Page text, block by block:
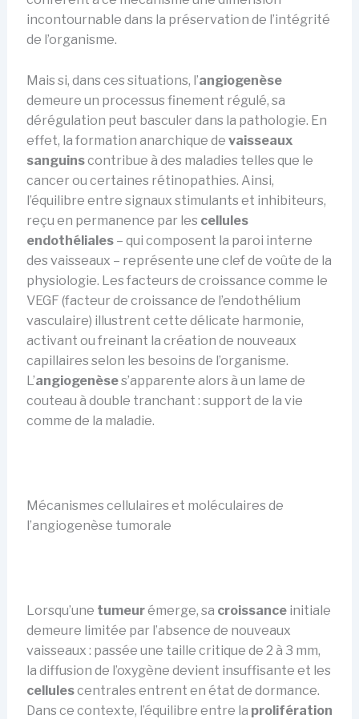
incontournable dans la préservation de l’intégrité
de l’organisme.
Mais si, dans ces situations, l’angiogenèse
demeure un processus finement régulé, sa
dérégulation peut basculer dans la pathologie. En
effet, la formation anarchique de vaisseaux
sanguinscontribue à des maladies telles que le
cancer ou certaines rétinopathies. Ainsi,
l’équilibre entre signaux stimulants et inhibiteurs,
reçu en permanence par les cellules
endothéliales– qui composent la paroi interne
des vaisseaux – représente une clef de voûte de la
physiologie. Les facteurs de croissance comme le
VEGF (facteur de croissance de l’endothélium
vasculaire) illustrent cette délicate harmonie,
activant ou freinant la création de nouveaux
capillaires selon les besoins de l’organisme.
L’angiogenèses’apparente alors à un lame de
couteau à double tranchant : support de la vie
comme de la maladie.
Mécanismes cellulaires et moléculaires de
l’angiogenèse tumorale
Lorsqu’une tumeurémerge, sa croissanceinitiale
demeure limitée par l’absence de nouveaux
vaisseaux : passée une taille critique de 2 à 3 mm,
la diffusion de l’oxygène devient insuffisante et les
cellulescentrales entrent en état de dormance.
Dans ce contexte, l’équilibre entre la prolifération